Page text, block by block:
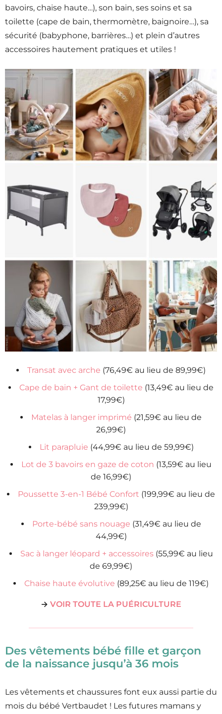
bavoirs, chaise haute…), son bain, ses soins et sa
toilette (cape de bain, thermomètre, baignoire…), sa
sécurité (babyphone, barrières…) et plein d’autres
accessoires hautement pratiques et utiles !
Transat avec arche (76,49€ au lieu de 89,99€)
Cape de bain + Gant de toilette (13,49€ au lieu de
17,99€)
Matelas à langer imprimé (21,59€ au lieu de
26,99€)
Lit parapluie (44,99€ au lieu de 59,99€)
Lot de 3 bavoirs en gaze de coton (13,59€ au lieu
de 16,99€)
Poussette 3-en-1 Bébé Confort (199,99€ au lieu de
239,99€)
Porte-bébé sans nouage (31,49€ au lieu de
44,99€)
Sac à langer léopard + accessoires(55,99€ au lieu
de 69,99€)
Chaise haute évolutive (89,25€ au lieu de 119€)
→ VOIR TOUTE LA PUÉRICULTURE
Des vêtements bébé fille et garçon
de la naissance jusqu’à 36 mois
Les vêtements et chaussures font eux aussi partie du
mois du bébé Vertbaudet ! Les futures mamans y